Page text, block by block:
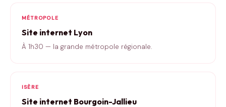
MÉTROPOLE
Site internet Lyon
À 1h30 — la grande métropole régionale.
ISÈRE
Site internet Bourgoin-Jallieu